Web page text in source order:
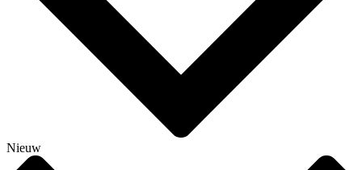
Nieuw